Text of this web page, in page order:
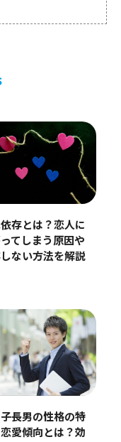
存とは？恋人に
てしまう原因や
ない方法を解説
長男の性格の特
愛傾向とは？効